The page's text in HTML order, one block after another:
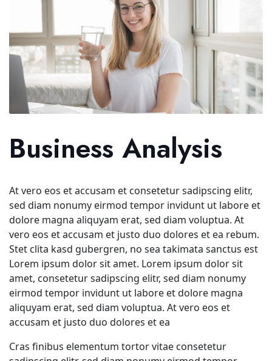
Business Analysis
At vero eos et accusam et consetetur sadipscing elitr,
sed diam nonumy eirmod tempor invidunt ut labore et
dolore magna aliquyam erat, sed diam voluptua. At
vero eos et accusam et justo duo dolores et ea rebum.
Stet clita kasd gubergren, no sea takimata sanctus est
Lorem ipsum dolor sit amet. Lorem ipsum dolor sit
amet, consetetur sadipscing elitr, sed diam nonumy
eirmod tempor invidunt ut labore et dolore magna
aliquyam erat, sed diam voluptua. At vero eos et
accusam et justo duo dolores et ea
Cras finibus elementum tortor vitae consetetur